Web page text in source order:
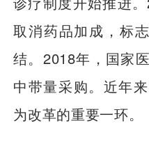
取消药品加成，标
结。2018年，国家
中带量采购。近年
为改革的重要一环。